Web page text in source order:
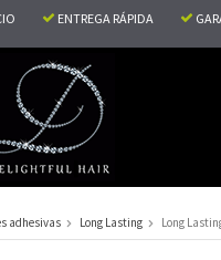
ENTREGA RÁPIDA
adhesivas Long Lasting Long